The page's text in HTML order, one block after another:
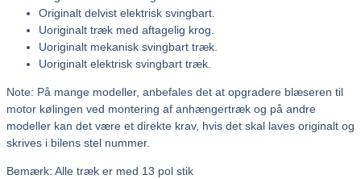
Originalt delvist elektrisk svingbart.
Uoriginalt træk med aftagelig krog.
Uoriginalt mekanisk svingbart træk.
Uoriginalt elektrisk svingbart træk.
Note: På mange modeller, anbefales det at opgradere blæseren til
motor kølingen ved montering af anhængertræk og på andre
modeller kan det være et direkte krav, hvis det skal laves originalt og
skrives i bilens stel nummer.
Bemærk: Alle træk er med 13 pol stik